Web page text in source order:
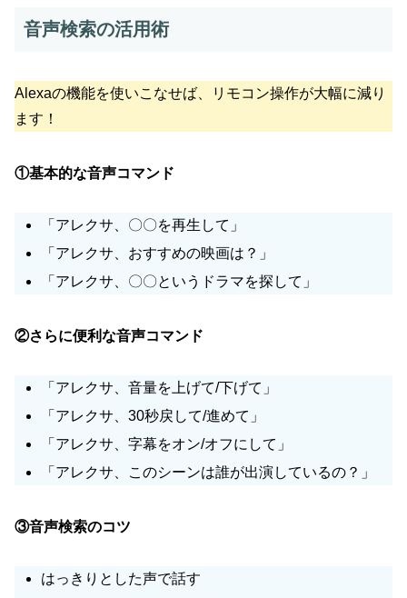
音声検索の活用術
Alexaの機能を使いこなせば、リモコン操作が大幅に減り
ます！
①基本的な音声コマンド
「アレクサ、〇〇を再生して」
「アレクサ、おすすめの映画は？」
「アレクサ、〇〇というドラマを探して」
②さらに便利な音声コマンド
「アレクサ、音量を上げて/下げて」
「アレクサ、30秒戻して/進めて」
「アレクサ、字幕をオン/オフにして」
「アレクサ、このシーンは誰が出演しているの？」
③音声検索のコツ
はっきりとした声で話す